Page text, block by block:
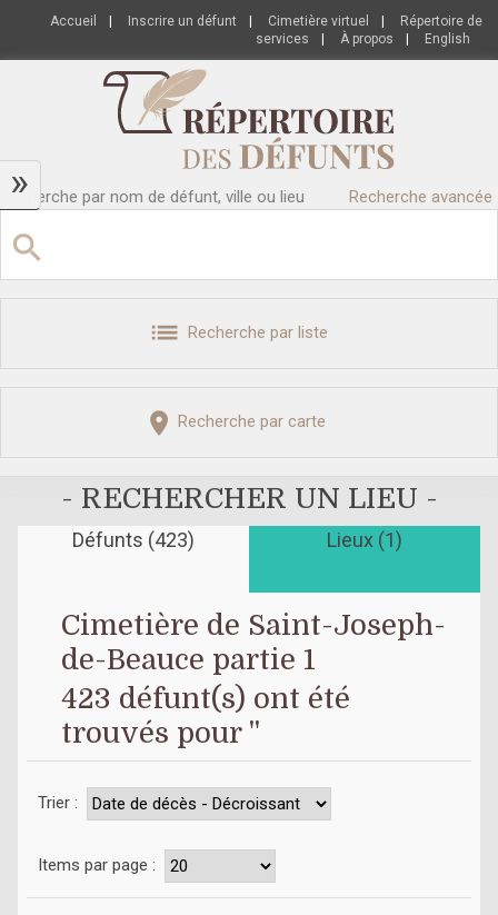
Accueil Inscrire un défunt Cimetière virtuel
Répertoire de
services
À propos English
Recherche par nom de défunt, ville ou lieu Recherche avancée
Recherche par liste
Recherche par carte
- RECHERCHER UN LIEU -
»
Défunts (423) Lieux (1)
Cimetière de Saint-Joseph-
de-Beauce partie 1
423 défunt(s) ont été
trouvés pour ''
Trier :
Items par page :